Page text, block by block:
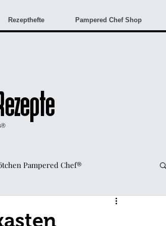
Rezepthefte Pampered Chef Shop
Pampered Chef®